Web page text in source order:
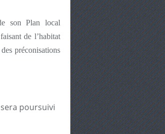
son Plan local
de l’habitat
préconisations
poursuivi